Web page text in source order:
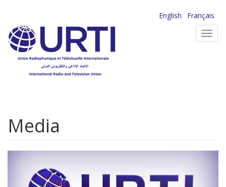
contenu
principal
English
Français
Media